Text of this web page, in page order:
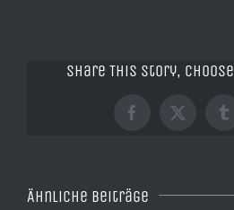
Share This Story,
Facebook
X
Ähnliche Beiträge